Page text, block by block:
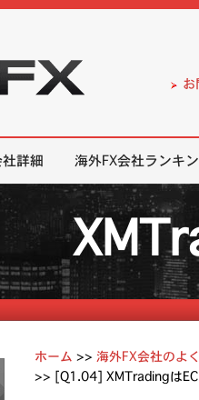
お
詳細 海外FX会社ランキ
ホーム >> 海外FX会社のよ
>> [Q1.04] XMTradingは